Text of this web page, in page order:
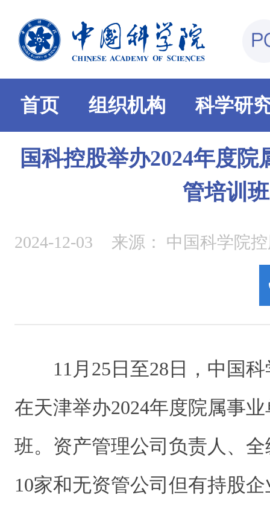
首页 组织机构 科学研
国科控股举办2024年度
管培训班
2024-12-03 来源： 中国科学院
11月25日至28日，中国
在天津举办2024年度院属事
班。资产管理公司负责人、
10家和无资管公司但有持股